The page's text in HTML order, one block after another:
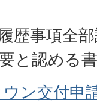
歴事項全
と認める
ン交付申